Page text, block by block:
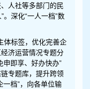
人社等多部门的民
。深化“一人一档”数
体标签，优化完善企
济运营情况专题分
申即享、好办快办”
专题库，提升跨领
一档”，向各单位输